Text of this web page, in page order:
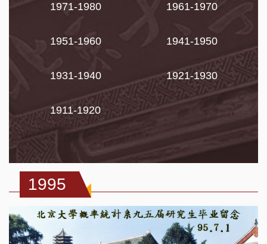
1971-1980 1961-1970
1951-1960 1941-1950
1931-1940 1921-1930
1911-1920
1995